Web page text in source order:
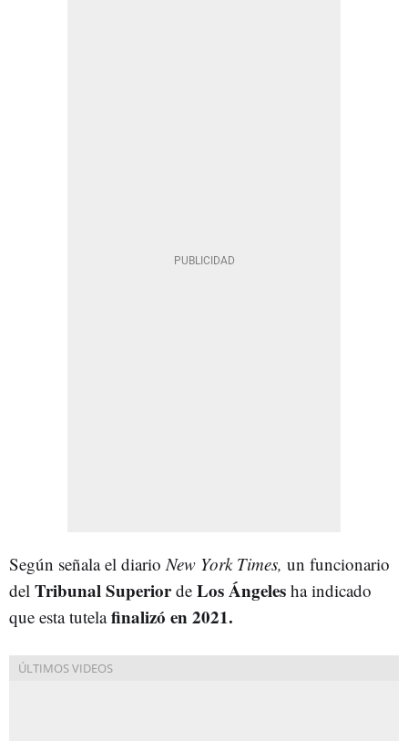
Según señala el diario New York Times, un funcionario
del Tribunal Superiorde Los Ángeles ha indicado
que esta tutelafinalizó en 2021.